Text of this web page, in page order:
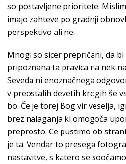
so postavljene prioritete.
imajo zahteve po gradnji
perspektivo ali ne.
Mnogi so sicer prepričani, da
pripoznana ta pravica na nek
Seveda ni enoznačnega
v preostalih devetih krogih še
bo. Če je torej Bog vir veselja,
brez nalaganja ki omogoča
preprosto. Ce pustimo ob
je ta. Vendar to presega
nastavitve, s katero se